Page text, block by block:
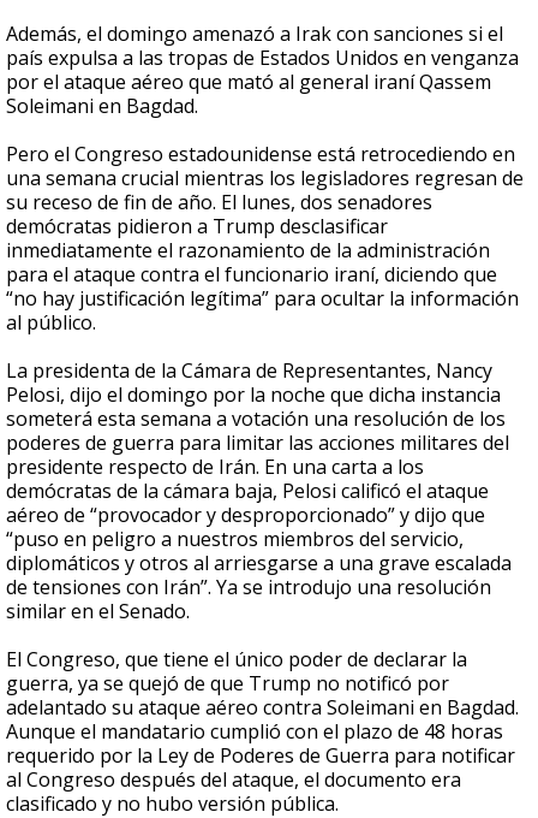
Además, el domingo amenazó a Irak con sanciones si el
país expulsa a las tropas de Estados Unidos en venganza
por el ataque aéreo que mató al general iraní Qassem
Soleimani en Bagdad.
Pero el Congreso estadounidense está retrocediendo en
una semana crucial mientras los legisladores regresan de
su receso de fin de año. El lunes, dos senadores
demócratas pidieron a Trump desclasificar
inmediatamente el razonamiento de la administración
para el ataque contra el funcionario iraní, diciendo que
“no hay justificación legítima” para ocultar la información
al público.
La presidenta de la Cámara de Representantes, Nancy
Pelosi, dijo el domingo por la noche que dicha instancia
someterá esta semana a votación una resolución de los
poderes de guerra para limitar las acciones militares del
presidente respecto de Irán. En una carta a los
demócratas de la cámara baja, Pelosi calificó el ataque
aéreo de “provocador y desproporcionado” y dijo que
“puso en peligro a nuestros miembros del servicio,
diplomáticos y otros al arriesgarse a una grave escalada
de tensiones con Irán”. Ya se introdujo una resolución
similar en el Senado.
El Congreso, que tiene el único poder de declarar la
guerra, ya se quejó de que Trump no notificó por
adelantado su ataque aéreo contra Soleimani en Bagdad.
Aunque el mandatario cumplió con el plazo de 48 horas
requerido por la Ley de Poderes de Guerra para notificar
al Congreso después del ataque, el documento era
clasificado y no hubo versión pública.